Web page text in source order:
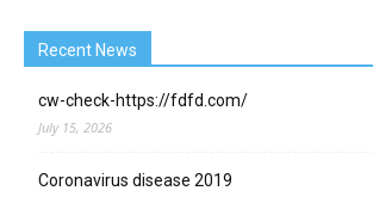
Recent News
cw-check-https://fdfd.com/
July 15, 2026
Coronavirus disease 2019